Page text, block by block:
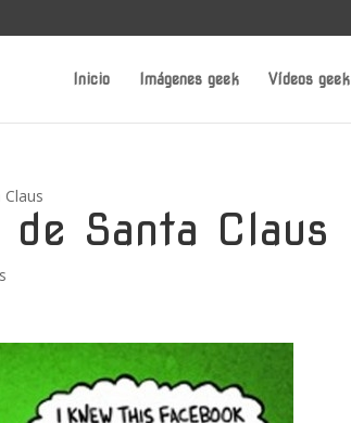
Inicio Imágenes geek Vídeos geek
Santa Claus